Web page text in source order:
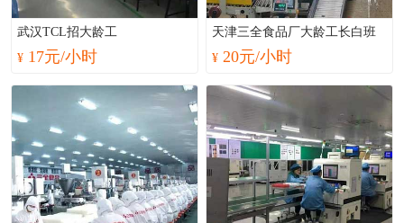
武汉TCL招大龄工
¥ 17元/小时
天津三全食品厂大龄工长白班
¥ 20元/小时